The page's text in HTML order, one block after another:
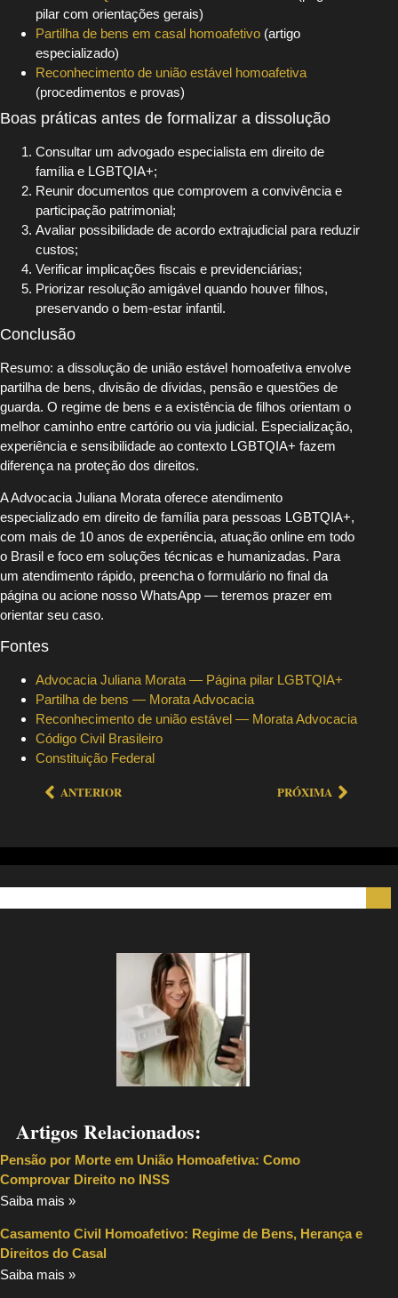
pilar com orientações gerais)
Partilha de bens em casal homoafetivo (artigo
especializado)
Reconhecimento de união estável homoafetiva
(procedimentos e provas)
Boas práticas antes de formalizar a dissolução
Consultar um advogado especialista em direito de
família e LGBTQIA+;
Reunir documentos que comprovem a convivência e
participação patrimonial;
Avaliar possibilidade de acordo extrajudicial para reduzir
custos;
Verificar implicações fiscais e previdenciárias;
Priorizar resolução amigável quando houver filhos,
preservando o bem-estar infantil.
Conclusão
Resumo: a dissolução de união estável homoafetiva envolve
partilha de bens, divisão de dívidas, pensão e questões de
guarda. O regime de bens e a existência de filhos orientam o
melhor caminho entre cartório ou via judicial. Especialização,
experiência e sensibilidade ao contexto LGBTQIA+ fazem
diferença na proteção dos direitos.
A Advocacia Juliana Morata oferece atendimento
especializado em direito de família para pessoas LGBTQIA+,
com mais de 10 anos de experiência, atuação online em todo
o Brasil e foco em soluções técnicas e humanizadas. Para
um atendimento rápido, preencha o formulário no final da
página ou acione nosso WhatsApp — teremos prazer em
orientar seu caso.
Fontes
Advocacia Juliana Morata — Página pilar LGBTQIA+
Partilha de bens — Morata Advocacia
Reconhecimento de união estável — Morata Advocacia
Código Civil Brasileiro
Constituição Federal
ANTERIOR PRÓXIMA
Artigos Relacionados:
Pensão por Morte em União Homoafetiva: Como
Comprovar Direito no INSS
Saiba mais »
Casamento Civil Homoafetivo: Regime de Bens, Herança e
Direitos do Casal
Saiba mais »